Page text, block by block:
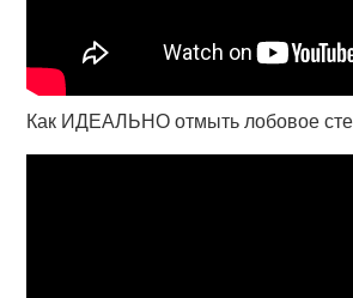
Как ИДЕАЛЬНО отмыть лобовое